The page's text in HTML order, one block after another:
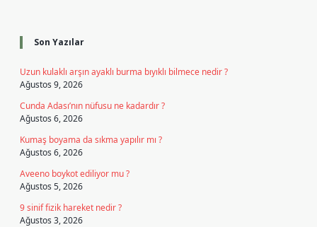
Son Yazılar
Uzun kulaklı arşın ayaklı burma bıyıklı bilmece nedir ?
Ağustos 9, 2026
Cunda Adası’nın nüfusu ne kadardır ?
Ağustos 6, 2026
Kumaş boyama da sıkma yapılır mı ?
Ağustos 6, 2026
Aveeno boykot ediliyor mu ?
Ağustos 5, 2026
9 sinif fizik hareket nedir ?
Ağustos 3, 2026